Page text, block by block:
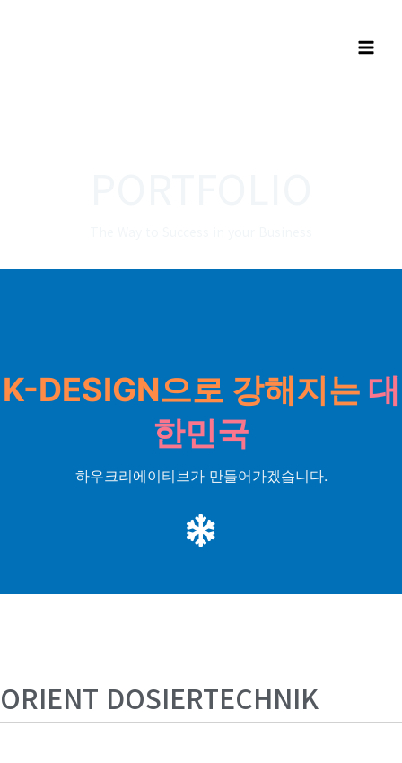
K-DESIGN으로 강해지는 대
한민국
하우크리에이티브가 만들어가겠습니다.
ORIENT DOSIERTECHNIK